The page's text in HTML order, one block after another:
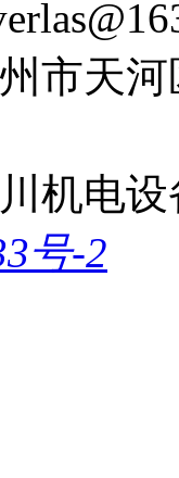
市天
机电
号-2